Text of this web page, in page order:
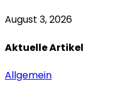
August 3, 2026
AktuelleArtikel
Allgemein